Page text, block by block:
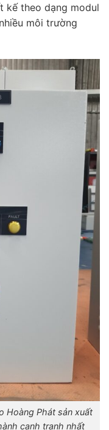
kế theo dạng modul
môi trường
Hoàng Phát sản xuất
cạnh tranh nhất